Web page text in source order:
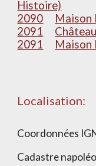
Histoire)
2090
Maison
2091
2091
Maison
Localisation:
Coordonnées
Cadastre